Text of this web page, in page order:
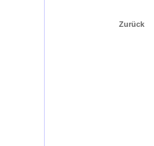
Zurück